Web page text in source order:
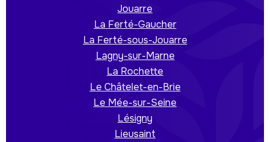
Jouarre
La Ferté-Gaucher
La Ferté-sous-Jouarre
Lagny-sur-Marne
La Rochette
Le Châtelet-en-Brie
Le Mée-sur-Seine
Lésigny
Lieusaint